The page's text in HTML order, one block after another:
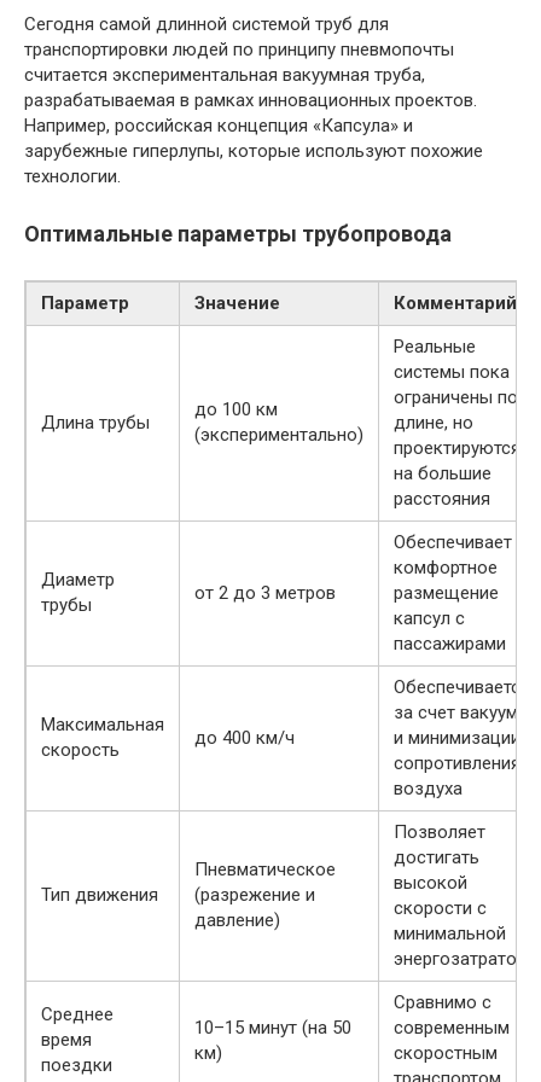
Сегодня самой длинной системой труб для
транспортировки людей по принципу пневмопочты
считается экспериментальная вакуумная труба,
разрабатываемая в рамках инновационных проектов.
Например, российская концепция «Капсула» и
зарубежные гиперлупы, которые используют похожие
технологии.
Оптимальные параметры трубопровода
Параметр Значение Комментарий
Длина трубы
до 100 км
(экспериментально)
Реальные
системы пока
ограничены по
длине, но
проектируются
на большие
расстояния
Диаметр
трубы
от 2 до 3 метров
Обеспечивает
комфортное
размещение
капсул с
пассажирами
Максимальная
скорость
до 400 км/ч
Обеспечивается
за счет вакуума
и минимизации
сопротивления
воздуха
Тип движения
Пневматическое
(разрежение и
давление)
Позволяет
достигать
высокой
скорости с
минимальной
энергозатратой
Среднее
время
поездки
10–15 минут (на 50
км)
Сравнимо с
современным
скоростным